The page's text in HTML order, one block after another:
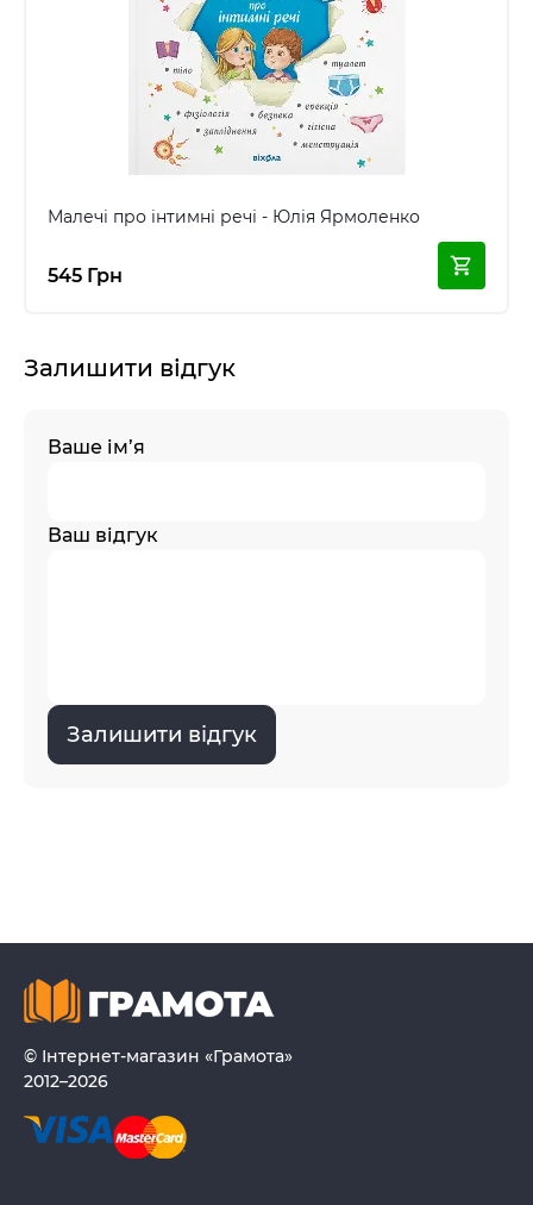
Малечі про інтимні речі - Юлія Ярмоленко
545 Грн
Залишити відгук
Ваше ім’я
Ваш відгук
Залишити відгук
© Інтернет-магазин «Грамота»
2012–2026